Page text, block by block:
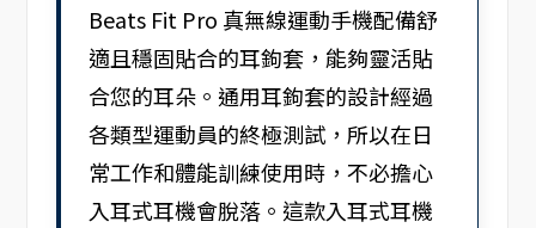
Beats Fit Pro 真無線運動手機配備舒
適且穩固貼合的耳鉤套，能夠靈活貼
合您的耳朵。通用耳鉤套的設計經過
各類型運動員的終極測試，所以在日
常工作和體能訓練使用時，不必擔心
入耳式耳機會脫落。這款入耳式耳機